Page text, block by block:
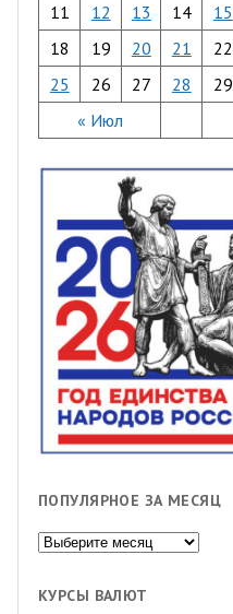
« Июл
11
12 13 14 15
18
19 20 21 22
25
26 27 28 29
ПОПУЛЯРНОЕ ЗА МЕСЯЦ
Популярное
месяц
КУРСЫ ВАЛЮТ